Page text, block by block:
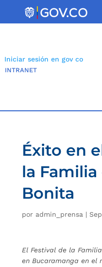
Iniciar sesión en gov co
INTRANET
Éxito en
la Familia
Bonita
por admin_prensa |
El Festival de la
en Bucaramanga en el